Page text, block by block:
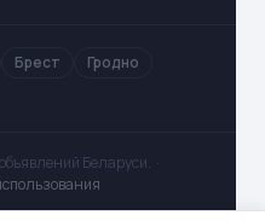
Брест
Гродно
Беларуси. ·